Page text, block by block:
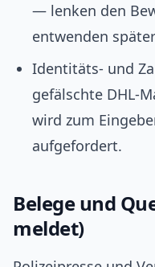
— lenken den
entwenden
Identitäts- und
gefälschte DHL-
wird zum
aufgefordert.
Belege und
meldet)